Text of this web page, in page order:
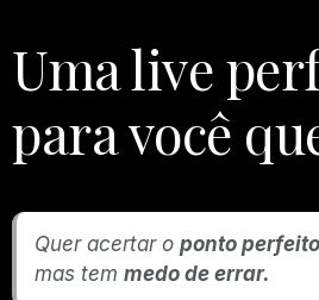
Uma live
para você
Quer acertar o ponto perfeito
mas tem medo de errar.